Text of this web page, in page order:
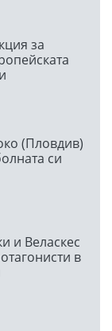
за
(Пловдив)
си
и Веласкес
в